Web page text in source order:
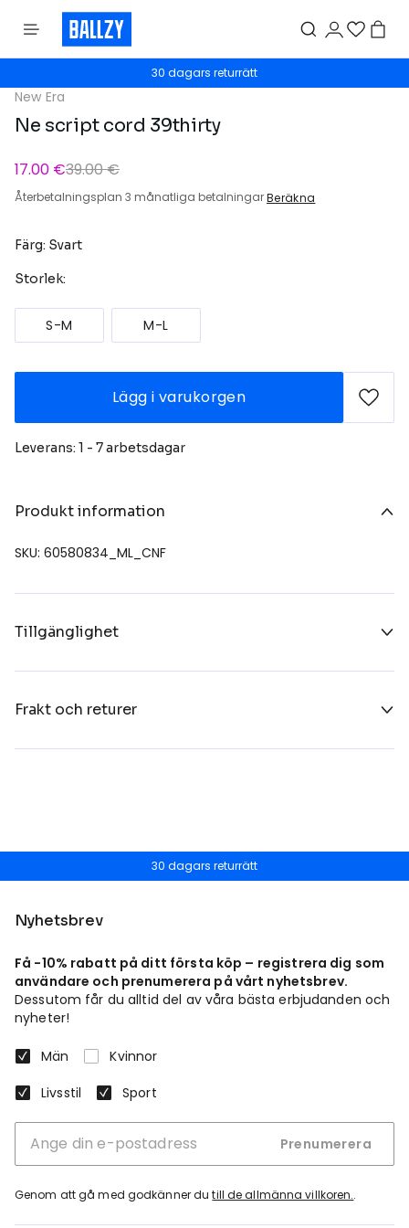
30 dagars returrätt
New Era
Ne script cord 39thirty
17.00 €39.00 €
Återbetalningsplan 3 månatliga betalningarBeräkna
Färg: Svart
Storlek:
S-M M-L
Lägg i varukorgen
Leverans: 1 - 7 arbetsdagar
Produkt information
SKU: 60580834_ML_CNF
Tillgänglighet
Frakt och returer
30 dagars returrätt
Nyhetsbrev
Få -10% rabatt på ditt första köp – registrera dig som
användare och prenumerera på vårt nyhetsbrev.
Dessutom får du alltid del av våra bästa erbjudanden och
nyheter!
Män
Kvinnor
Livsstil
Sport
Prenumerera
Genom att gå med godkänner dutill de allmänna villkoren..